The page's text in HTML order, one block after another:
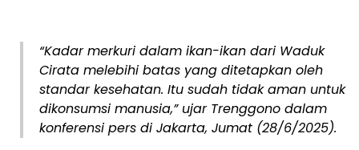
“Kadar merkuri dalam ikan-ikan dari Waduk
Cirata melebihi batas yang ditetapkan oleh
standar kesehatan. Itu sudah tidak aman untuk
dikonsumsi manusia,” ujar Trenggono dalam
konferensi pers di Jakarta, Jumat (28/6/2025).